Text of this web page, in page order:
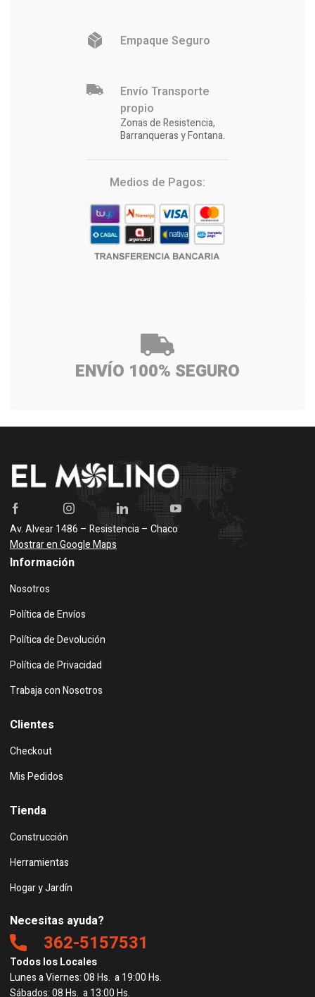
Empaque Seguro
Envío Transporte
propio
Zonas de Resistencia,
Barranqueras y Fontana.
Medios de Pagos:
ENVÍO 100% SEGURO
Av. Alvear 1486 – Resistencia – Chaco
Mostrar en Google Maps
Información
Nosotros
Política de Envíos
Política de Devolución
Política de Privacidad
Trabaja con Nosotros
Clientes
Checkout
Mis Pedidos
Tienda
Construcción
Herramientas
Hogar y Jardín
Necesitas ayuda?
362-5157531
Todos los Locales
Lunes a Viernes: 08 Hs. a 19:00 Hs.
Sábados: 08 Hs. a 13:00 Hs.